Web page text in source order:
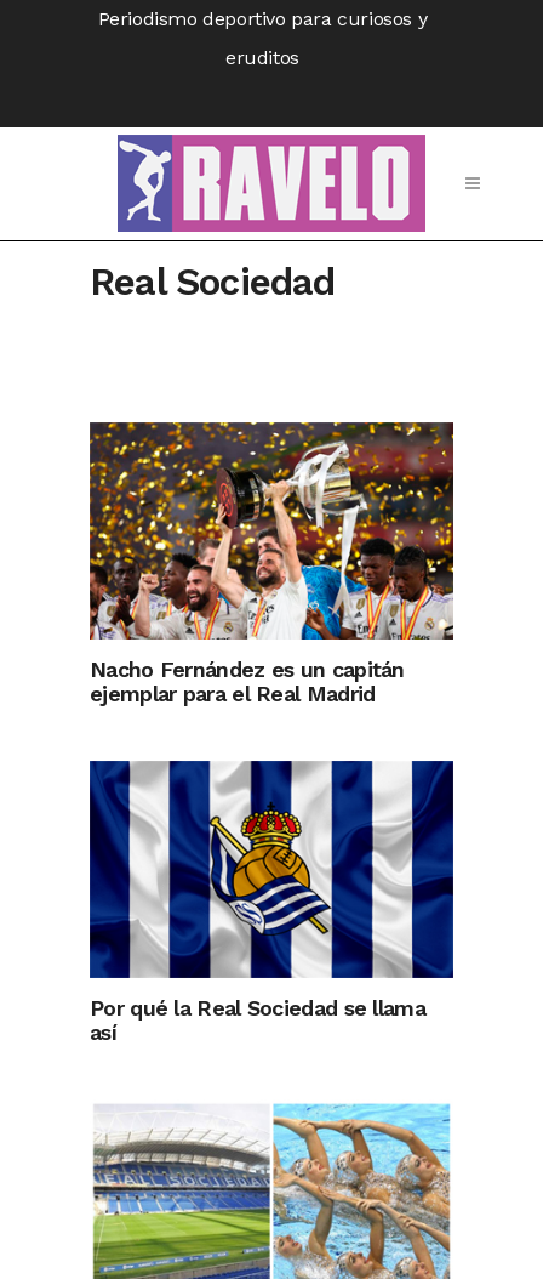
Periodismo deportivo para curiosos y
eruditos
Real Sociedad
Nacho Fernández es un capitán
ejemplar para el Real Madrid
Por qué la Real Sociedad se llama
así